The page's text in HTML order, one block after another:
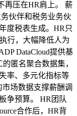
再压在HR肩上。 薪
伙伴和税务业务伙
度税表生成。HR只
行，大幅降低人为
DataCloud提供基
匿名聚合数据集，
率、多元化指标等
场数据支撑薪酬调
争预算。 HR团队
合作后，HR背